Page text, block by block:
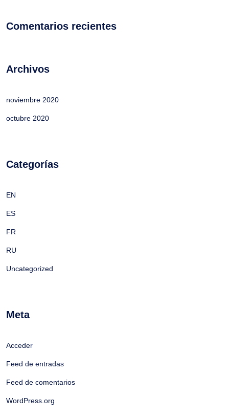
Comentarios recientes
Archivos
noviembre 2020
octubre 2020
Categorías
EN
ES
FR
RU
Uncategorized
Meta
Acceder
Feed de entradas
Feed de comentarios
WordPress.org